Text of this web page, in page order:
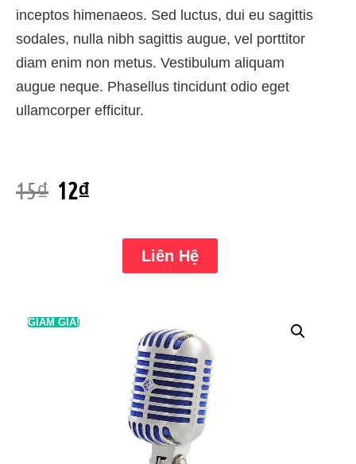
GIẢM GIÁ!
inceptos himenaeos. Sed luctus, dui eu sagittis
sodales, nulla nibh sagittis augue, vel porttitor
diam enim non metus. Vestibulum aliquam
augue neque. Phasellus tincidunt odio eget
ullamcorper efficitur.
15₫ 12₫
Liên Hệ